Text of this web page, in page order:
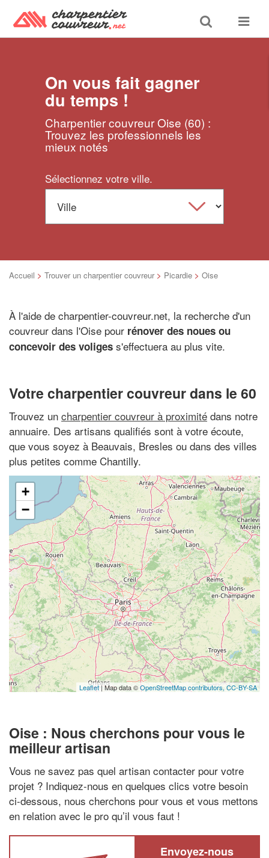
Toggle
search
Toggle
On vous fait gagner
du temps !
Charpentier couvreur Oise (60) :
Trouvez les professionnels les
mieux notés
Sélectionnez votre ville.
Accueil > Trouver un charpentier couvreur > Picardie > Oise
À l'aide de charpentier-couvreur.net, la recherche d'un
couvreur dans l'Oise pour rénover des noues ou
concevoir des voliges s'effectuera au plus vite.
Votre charpentier couvreur dans le 60
Trouvez un charpentier couvreur à proximité dans notre
annuaire. Des artisans qualifiés sont à votre écoute,
que vous soyez à Beauvais, Bresles ou dans des villes
plus petites comme Chantilly.
+
−
Leaflet| Map data ©OpenStreetMap contributors, CC-BY-SA
Oise : Nous cherchons pour vous le
meilleur artisan
Vous ne savez pas quel artisan contacter pour votre
projet ? Indiquez-nous en quelques clics votre besoin
ci-dessous, nous cherchons pour vous et vous mettons
en relation avec le pro qu’il vous faut !
Envoyez-nous